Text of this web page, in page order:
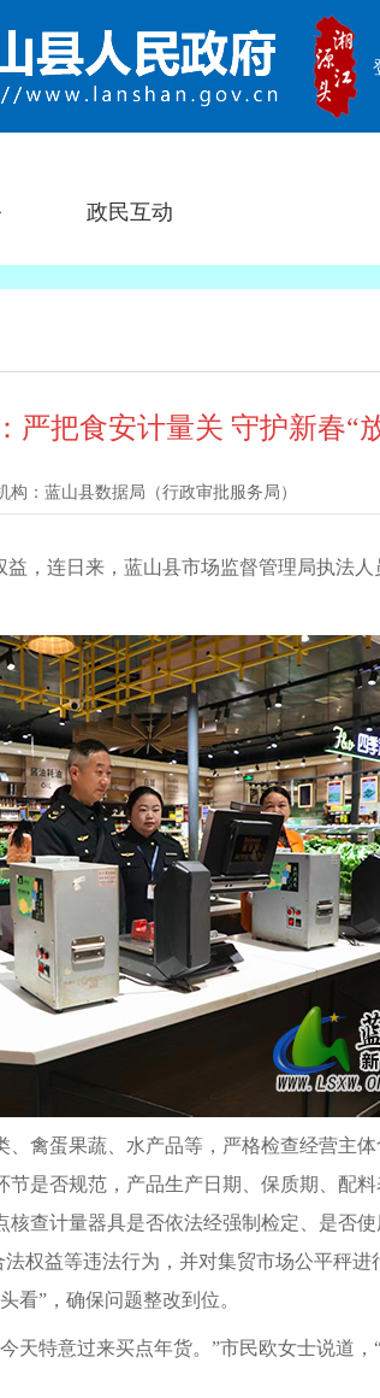
政民互动
严把食安计量关 守护新春“
构： 蓝山县数据局（行政审批服务局）
，连日来，蓝山县市场监督管理局执法
禽蛋果蔬、水产品等，严格检查经营主
是否规范，产品生产日期、保质期、配
查计量器具是否依法经强制检定、是否
权益等违法行为，并对集贸市场公平秤
看”，确保问题整改到位。
天特意过来买点年货。”市民欧女士说道